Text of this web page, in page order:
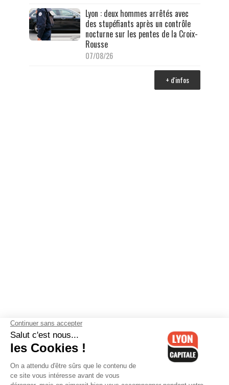
Lyon : deux hommes arrêtés avec
des stupéfiants après un contrôle
nocturne sur les pentes de la Croix-
Rousse
07/08/26
+ d'infos